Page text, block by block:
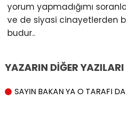
yorum yapmadığımı
ve de siyasi cinayetlerden
budur..
YAZARIN DİĞER YAZILARI
SAYIN BAKAN YA O TARAFI